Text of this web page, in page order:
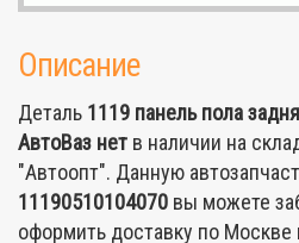
Описание
Деталь 1119 панель пола
АвтоВаз нет в наличии на
"Автоопт". Данную
11190510104070 вы можете
оформить доставку по